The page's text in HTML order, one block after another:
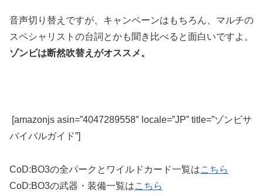
音声切り替えですが、キャンペーンはもちろん、マルチの
スペシャリストの台詞とかも聞き比べると面白いですよ。
ゾンビは断然吹替えがオススメ。
[amazonjs asin=”4047289558″ locale=”JP” title=”ゾンビサ
バイバルガイド”]
CoD:BO3の全パークとワイルドカード一覧はこちら
CoD:BO3の武器・装備一覧はこちら